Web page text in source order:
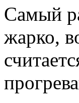
Самый
жарко,